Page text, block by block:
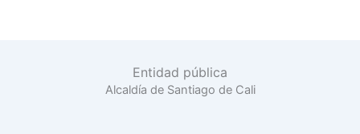
Entidad pública
Alcaldía de Santiago de Cali